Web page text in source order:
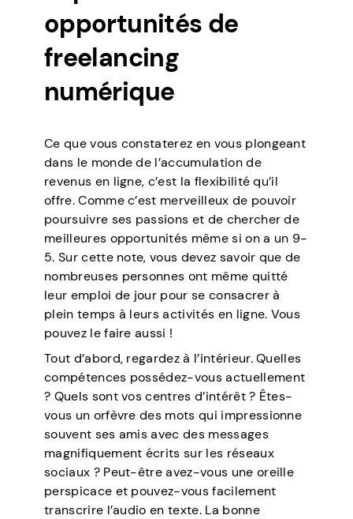
opportunités de
freelancing
numérique
Ce que vous constaterez en vous plongeant
dans le monde de l’accumulation de
revenus en ligne, c’est la flexibilité qu’il
offre. Comme c’est merveilleux de pouvoir
poursuivre ses passions et de chercher de
meilleures opportunités même si on a un 9-
5. Sur cette note, vous devez savoir que de
nombreuses personnes ont même quitté
leur emploi de jour pour se consacrer à
plein temps à leurs activités en ligne. Vous
pouvez le faire aussi !
Tout d’abord, regardez à l’intérieur. Quelles
compétences possédez-vous actuellement
? Quels sont vos centres d’intérêt ? Êtes-
vous un orfèvre des mots qui impressionne
souvent ses amis avec des messages
magnifiquement écrits sur les réseaux
sociaux ? Peut-être avez-vous une oreille
perspicace et pouvez-vous facilement
transcrire l’audio en texte. La bonne